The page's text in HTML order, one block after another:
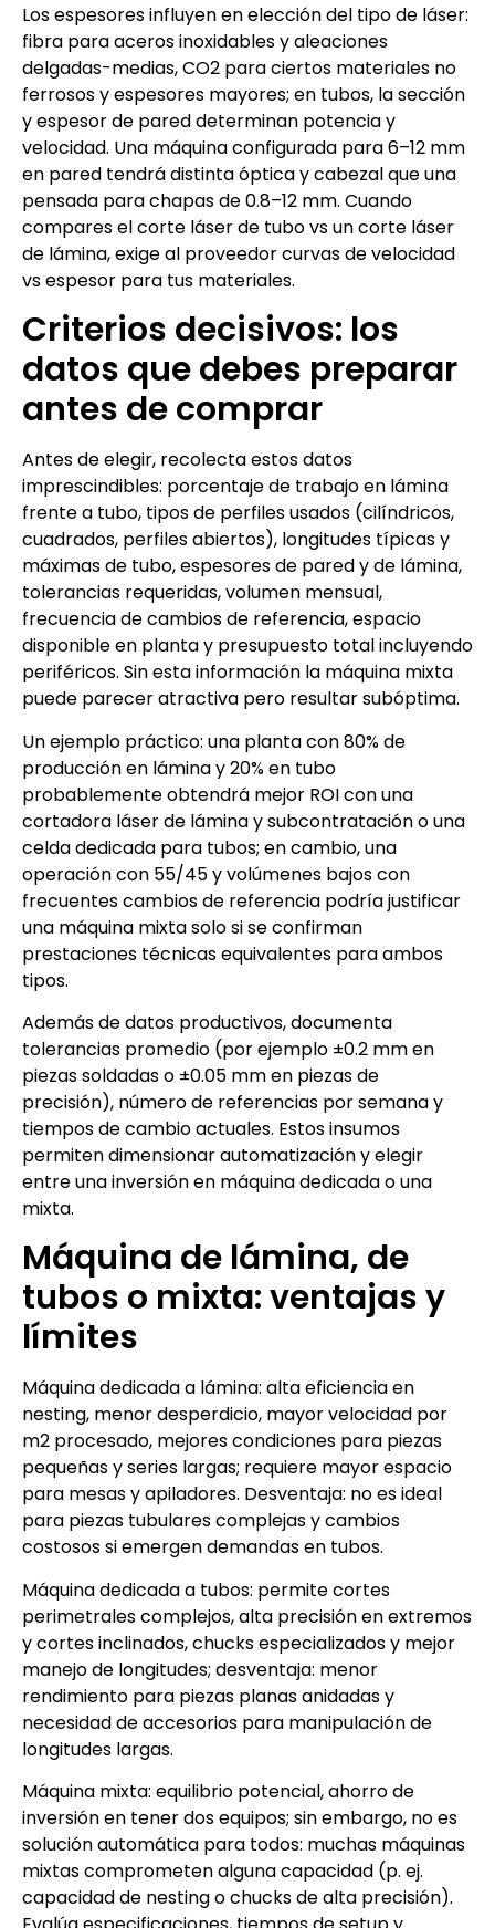
Los espesores influyen en elección del tipo de láser:
fibra para aceros inoxidables y aleaciones
delgadas-medias, CO2 para ciertos materiales no
ferrosos y espesores mayores; en tubos, la sección
y espesor de pared determinan potencia y
velocidad. Una máquina configurada para 6–12 mm
en pared tendrá distinta óptica y cabezal que una
pensada para chapas de 0.8–12 mm. Cuando
compares el corte láser de tubo vs un corte láser
de lámina, exige al proveedor curvas de velocidad
vs espesor para tus materiales.
Criterios decisivos: los
datos que debes preparar
antes de comprar
Antes de elegir, recolecta estos datos
imprescindibles: porcentaje de trabajo en lámina
frente a tubo, tipos de perfiles usados (cilíndricos,
cuadrados, perfiles abiertos), longitudes típicas y
máximas de tubo, espesores de pared y de lámina,
tolerancias requeridas, volumen mensual,
frecuencia de cambios de referencia, espacio
disponible en planta y presupuesto total incluyendo
periféricos. Sin esta información la máquina mixta
puede parecer atractiva pero resultar subóptima.
Un ejemplo práctico: una planta con 80% de
producción en lámina y 20% en tubo
probablemente obtendrá mejor ROI con una
cortadora láser de lámina y subcontratación o una
celda dedicada para tubos; en cambio, una
operación con 55/45 y volúmenes bajos con
frecuentes cambios de referencia podría justificar
una máquina mixta solo si se confirman
prestaciones técnicas equivalentes para ambos
tipos.
Además de datos productivos, documenta
tolerancias promedio (por ejemplo ±0.2 mm en
piezas soldadas o ±0.05 mm en piezas de
precisión), número de referencias por semana y
tiempos de cambio actuales. Estos insumos
permiten dimensionar automatización y elegir
entre una inversión en máquina dedicada o una
mixta.
Máquina de lámina, de
tubos o mixta: ventajas y
límites
Máquina dedicada a lámina: alta eficiencia en
nesting, menor desperdicio, mayor velocidad por
m2 procesado, mejores condiciones para piezas
pequeñas y series largas; requiere mayor espacio
para mesas y apiladores. Desventaja: no es ideal
para piezas tubulares complejas y cambios
costosos si emergen demandas en tubos.
Máquina dedicada a tubos: permite cortes
perimetrales complejos, alta precisión en extremos
y cortes inclinados, chucks especializados y mejor
manejo de longitudes; desventaja: menor
rendimiento para piezas planas anidadas y
necesidad de accesorios para manipulación de
longitudes largas.
Máquina mixta: equilibrio potencial, ahorro de
inversión en tener dos equipos; sin embargo, no es
solución automática para todos: muchas máquinas
mixtas comprometen alguna capacidad (p. ej.
capacidad de nesting o chucks de alta precisión).